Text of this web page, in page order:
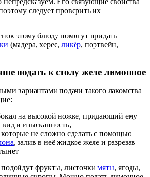
следует проверить их
этому блюду помогут придать
(мадера, херес, ликёр, портвейн,
подать к столу желе лимонное
вариантами подачи такого лакомства
на высокой ножке, придающий ему
и изысканность;
которые не сложно сделать с помощью
, залив в неё жидкое желе и разрезав
фрукты, листочки мяты, ягоды,